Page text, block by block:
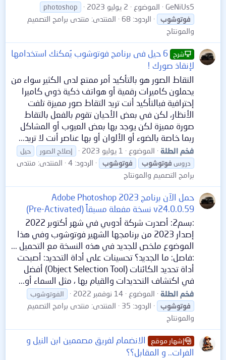
GeNiUs5 الموضوع 2 يوليو 2023
photoshop
فوتوشوب
الردود: 68 المنتدى: منتدى برامج التصميم
والمونتاج
شرح
6 حيل فى برنامج فوتوشوب يُمكنك استخدامها
لإنقاذ صورك !
التقاط الصور هو بالتأكيد أمر ممتع لدى الكثير سواء من
يحملون كاميرات رقمية أو هواتف ذكية ذوي كاميرا
إحترافية فبالتأكيد أنت تريد التقاط صور مميزة تلفت
الأنظار، لكن في بعض الأحيان تقوم بالفعل بالتقاط
صورة مميزة لكن يوجد بها بعض العيوب أو المشاكل
ربما خاصة بالضوء أو الألوان أو بها عناصر أنت لا تريد...
فخم الطلة الموضوع 1 يوليو 2023 إصلاح الصور
حيل
دروس فوتوشوب فوتوشوب الردود: 4 المنتدى: منتدى
برامج التصميم والمونتاج
حمل الآن برنامج Adobe Photoshop 2023
v24.0.0.59 نسخة مفعلة مسبقاً (Pre-Activated)
:بسم2: أصدرت شركة أدوبي في شهر أكتوبر 2022
إصدار 2023 من برنامجها الشهير فوتوشوب وفي هذا
الموضوع ملخص للجديد في هذه النسخة مع التحميل ...
:فاصل: ما الجديد؟ تحسينات على أداة التحديد: أصبحت
أداة تحديد الكائنات (Object Selection Tool) أفضل
في اكتشاف التحديدات والقيام بها ، مثل السماء أو...
فخم الطلة الموضوع 14 نوفمبر 2022
الفوتوشوب
فوتوشوب
الردود: 35 المنتدى: منتدى برامج التصميم
والمونتاج
إشهار موقع
الانضمام لفريق مصممين ابن النيل و
الفرات.. و المقابل؟؟